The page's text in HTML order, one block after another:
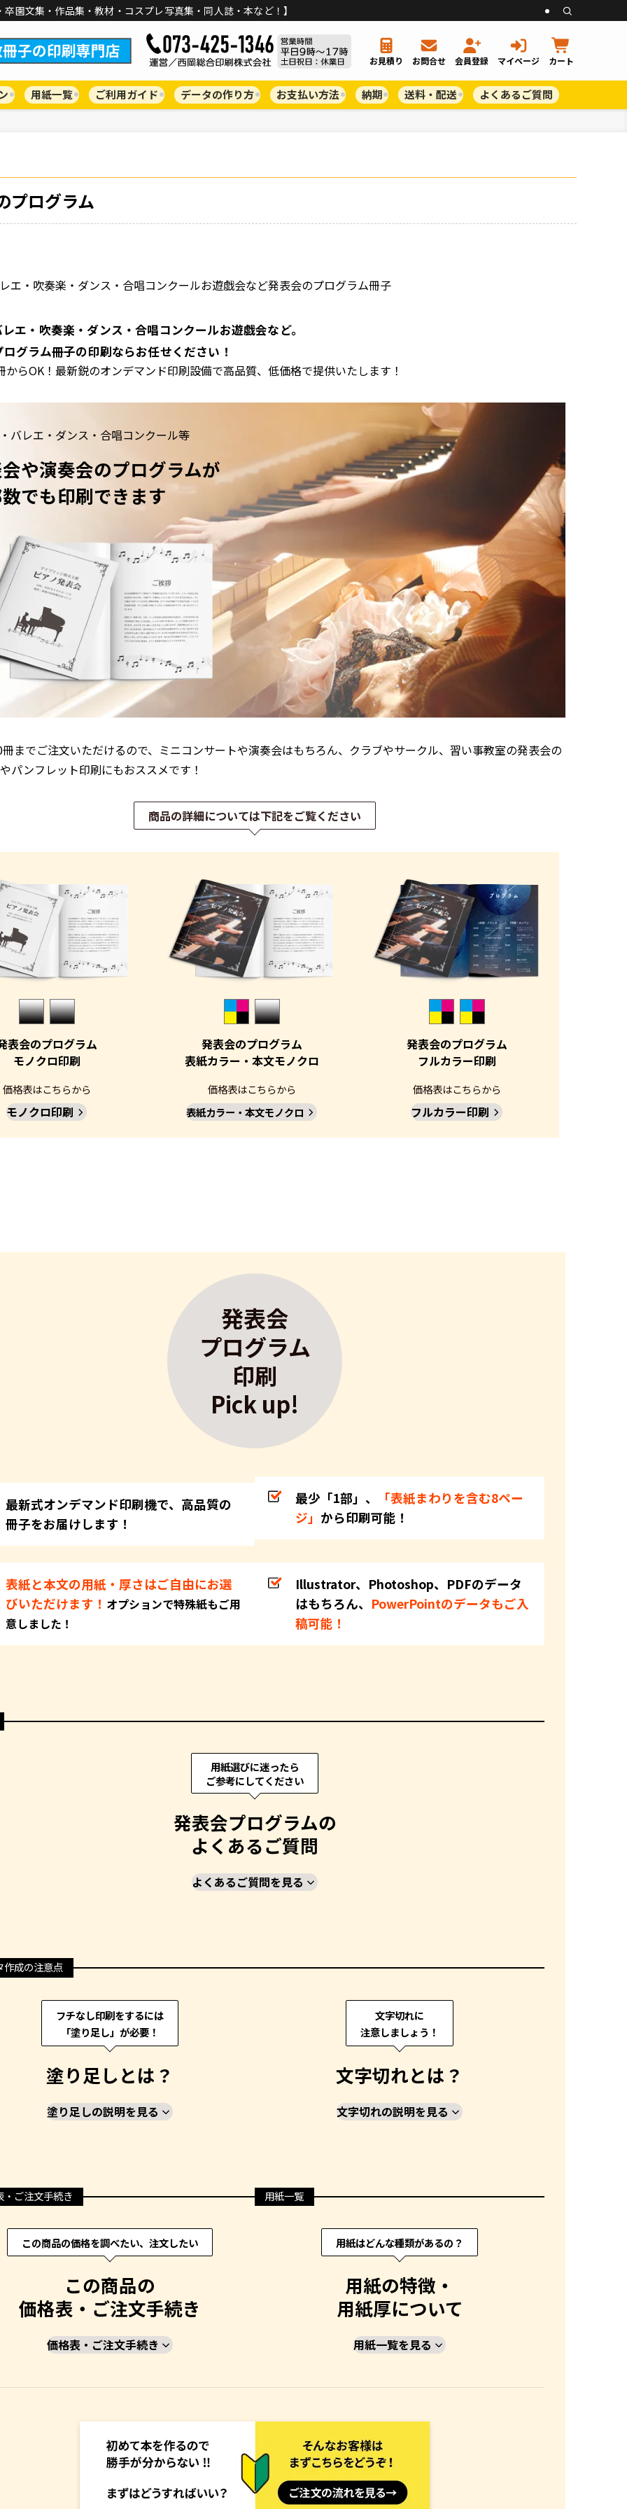
園文集・作品集・教材・コスプレ写真集・同人誌・本など！】
お見積り お問合せ 会員登録 マイページ カート
用紙一覧 ご利用ガイド データの作り方 お支払い方法 納期 送料・配送 よくあるご質問
プログラム
エ・吹奏楽・ダンス・合唱コンクールお遊戯会など発表会のプログラム冊子
エ・吹奏楽・ダンス・合唱コンクールお遊戯会など。
グラム冊子の印刷ならお任せください！
からOK！最新鋭のオンデマンド印刷設備で高品質、低価格で提供いたします！
バレエ・ダンス・合唱コンクール等
や演奏会のプログラムが
でも印刷できます
までご注文いただけるので、ミニコンサートや演奏会はもちろん、クラブやサークル、習い事教室の発表会の
パンフレット印刷にもおススメです！
商品の詳細については下記をご覧ください
表会のプログラム
モノクロ印刷
価格表はこちらから
モノクロ印刷
発表会のプログラム
表紙カラー・本文モノクロ
価格表はこちらから
表紙カラー・本文モノクロ
発表会のプログラム
フルカラー印刷
価格表はこちらから
フルカラー印刷
発表会
プログラム
印刷
Pick up!
最新式オンデマンド印刷機で、高品質の
冊子をお届けします！
最少「1部」、
「表紙まわりを含む8ペー
ジ」 から印刷可能！
表紙と本文の用紙・厚さはご自由にお選
びいただけます！ オプションで特殊紙もご用
意しました！
Illustrator、 Photoshop、PDFのデータ
はもちろん、 PowerPointのデータもご入
稿可能！
用紙選びに迷ったら
ご参考にしてください
発表会プログラムの
よくあるご質問
よくあるご質問を見る
作成の注意点
フチなし印刷をするには
「塗り足し」が必要！
塗り足しとは？
塗り足しの説明を見る
文字切れに
注意しましょう！
文字切れとは？
文字切れの説明を見る
・ご注文手続き
この商品の価格を調べたい、注文したい
この商品の
価格表・ご注文手続き
価格表・ご注文手続き
用紙一覧
用紙はどんな種類があるの？
用紙の特徴・
用紙厚について
用紙一覧を見る